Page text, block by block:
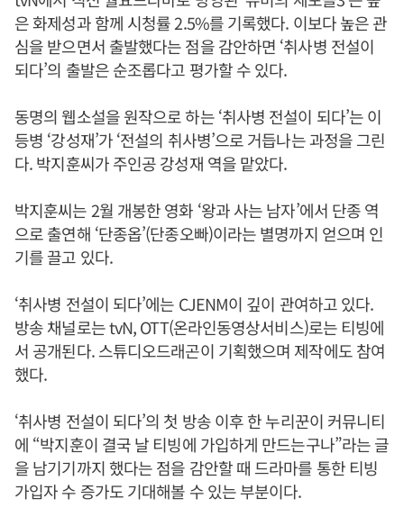
은 화제성과 함께 시청률 2.5%를 기록했다. 이보다 높은 관
심을 받으면서 출발했다는 점을 감안하면 ‘취사병 전설이
되다’의 출발은 순조롭다고 평가할 수 있다.
동명의 웹소설을 원작으로 하는 ‘취사병 전설이 되다’는 이
등병 ‘강성재’가 ‘전설의 취사병’으로 거듭나는 과정을 그린
다. 박지훈씨가 주인공 강성재 역을 맡았다.
박지훈씨는 2월 개봉한 영화 ‘왕과 사는 남자’에서 단종 역
으로 출연해 ‘단종옵’(단종오빠)이라는 별명까지 얻으며 인
기를 끌고 있다.
‘취사병 전설이 되다’에는 CJENM이 깊이 관여하고 있다.
방송 채널로는 tvN, OTT(온라인동영상서비스)로는 티빙에
서 공개된다. 스튜디오드래곤이 기획했으며 제작에도 참여
했다.
‘취사병 전설이 되다’의 첫 방송 이후 한 누리꾼이 커뮤니티
에 “박지훈이 결국 날 티빙에 가입하게 만드는구나”라는 글
을 남기기까지 했다는 점을 감안할 때 드라마를 통한 티빙
가입자 수 증가도 기대해볼 수 있는 부분이다.